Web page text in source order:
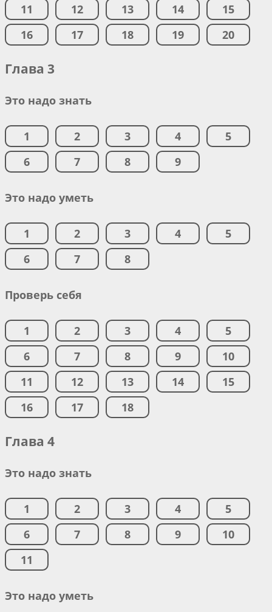
11 12 13 14
15
16
17 18 19 20
Глава 3
Это надо знать
1 2 3 4
5
6
7 8 9
Это надо уметь
1 2 3 4
5
6
7 8
Проверь себя
1 2 3 4
5
6
7 8 9
10
11
12 13 14
15
16
17 18
Глава 4
Это надо знать
1 2 3 4
5
6
7 8 9
10
11
Это надо уметь